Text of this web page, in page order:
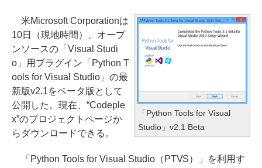
「Python Tools for Visual
Studio」v2.1 Beta
米Microsoft Corporationは
10日（現地時間）、オープ
ンソースの「Visual Studi
o」用プラグイン「Python T
ools for Visual Studio」の最
新版v2.1をベータ版として
公開した。現在、“Codeple
x”のプロジェクトページか
らダウンロードできる。
「Python Tools for Visual Studio（PTVS）」を利用す